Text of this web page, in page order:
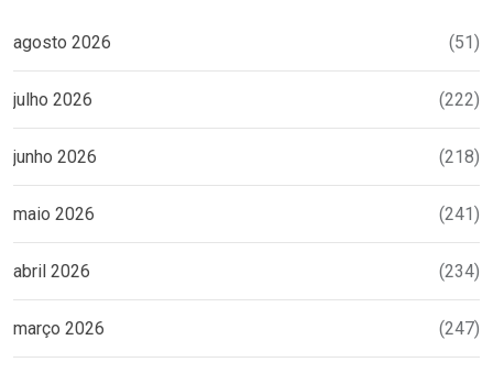
agosto 2026 (51)
julho 2026 (222)
junho 2026 (218)
maio 2026 (241)
abril 2026 (234)
março 2026 (247)